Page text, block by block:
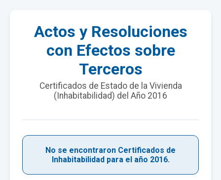
Actos y Resoluciones
con Efectos sobre
Terceros
Certificados de Estado de la Vivienda
(Inhabitabilidad) del Año 2016
No se encontraron Certificados de
Inhabitabilidad para el año 2016.